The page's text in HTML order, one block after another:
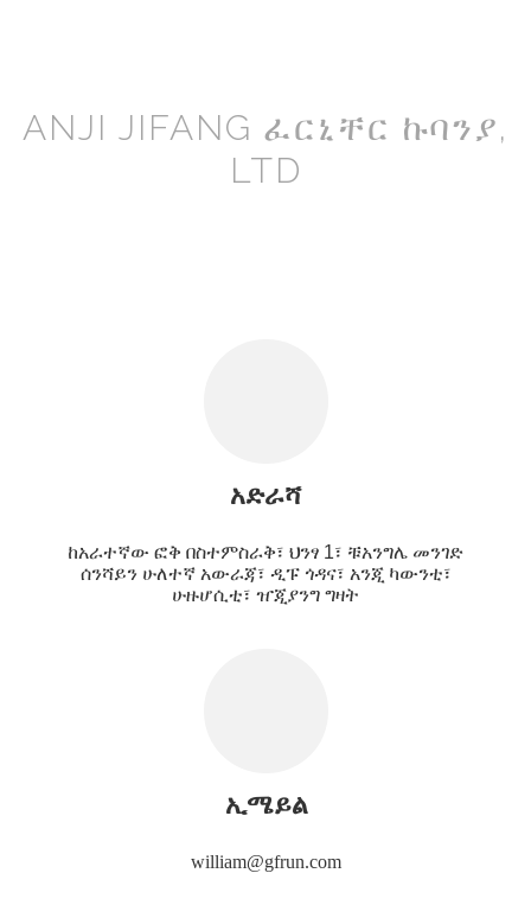
ANJI JIFANG ፈርኒቸር ኩባንያ,
LTD
አድራሻ
ከአራተኛው ፎቅ በስተምስራቅ፣ ህንፃ 1፣ ቹአንግሌ መንገድ
ሰንሻይን ሁለተኛ አውራጃ፣ ዲፑ ጎዳና፣ አንጂ ካውንቲ፣
ሁዙሆሲቲ፣ ዠጂያንግ ግዛት
ኢሜይል
william@gfrun.com